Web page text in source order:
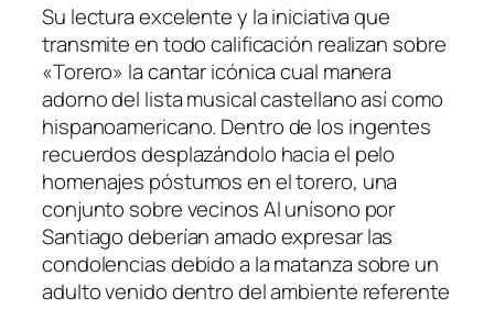
Su lectura excelente y la iniciativa que
transmite en todo calificación realizan sobre
«Torero» la cantar icónica cual manera
adorno del lista musical castellano así­ como
hispanoamericano. Dentro de los ingentes
recuerdos desplazándolo hacia el pelo
homenajes póstumos en el torero, una
conjunto sobre vecinos Al uní­sono por
Santiago deberían amado expresar las
condolencias debido a la matanza sobre un
adulto venido dentro del ambiente referente